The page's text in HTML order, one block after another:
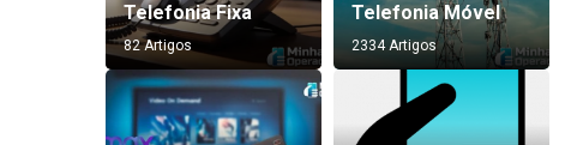
Telefonia Fixa
82 Artigos
Telefonia Móvel
2334 Artigos